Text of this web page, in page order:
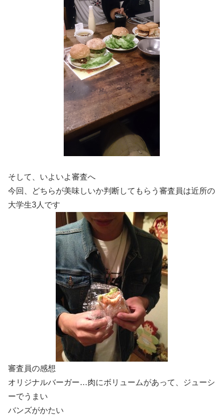
そして、いよいよ審査へ
今回、どちらが美味しいか判断してもらう審査員は近所の
大学生3人です
審査員の感想
オリジナルバーガー…肉にボリュームがあって、ジューシ
ーでうまい
バンズがかたい